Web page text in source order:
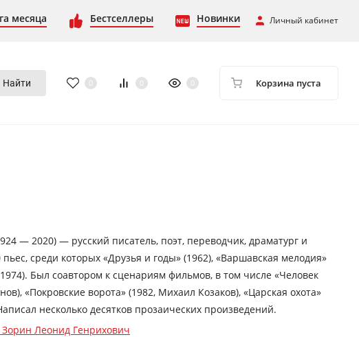
месяца Бестселлеры Новинки Личный кабинет
Найти 0 0 0 Корзина пуста
— 2020) — русский писатель, поэт, переводчик, драматург и
среди которых «Друзья и годы» (1962), «Варшавская мелодия»
Был соавтором к сценариям фильмов, в том числе «Человек
«Покровские ворота» (1982, Михаил Козаков), «Царская охота»
несколько десятков прозаических произведений.
Зорин Леонид Генрихович